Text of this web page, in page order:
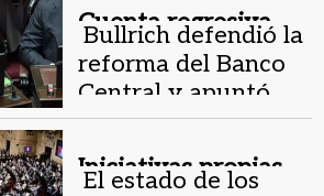
Cuenta regresiva.
Bullrich defendió la
reforma del Banco
Central y apuntó
contra el
kirchnerismo
Iniciativas propias.
El estado de los